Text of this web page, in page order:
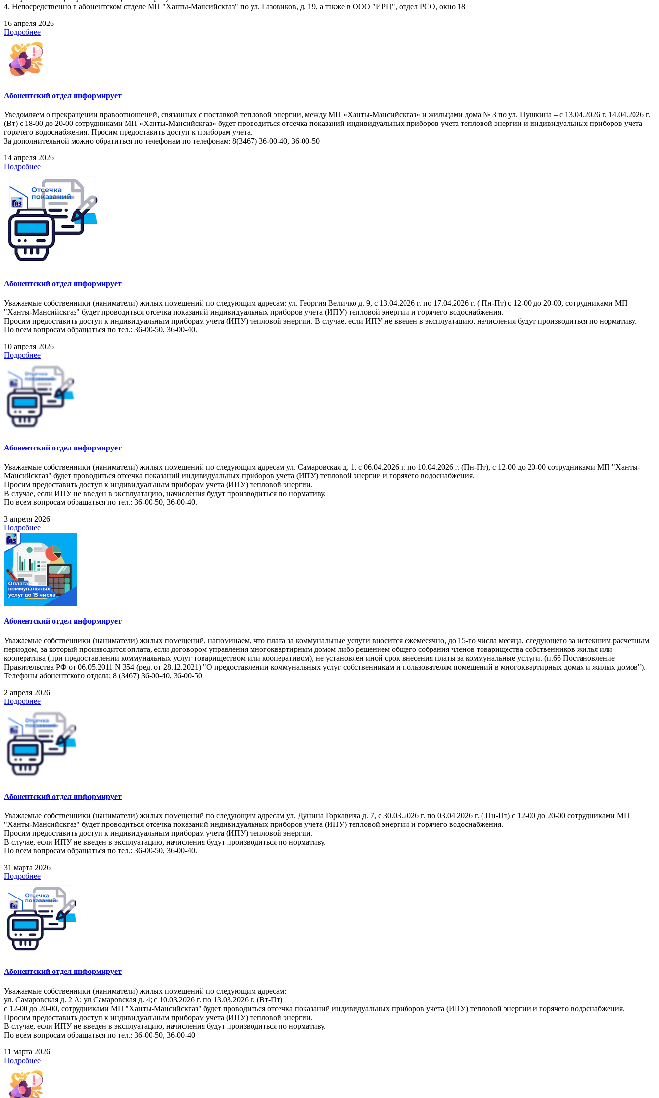
4. Непосредственно в абонентском отделе МП "Ханты-Мансийскгаз" по ул. Газовиков, д. 19, а также в ООО "ИРЦ", отдел РСО, окно 18
16 апреля 2026
Подробнее
Абонентский отдел информирует
Уведомляем о прекращении правоотношений, связанных с поставкой тепловой энергии, между МП «Ханты-Мансийскгаз» и жильцами дома № 3 по ул. Пушкина – с 13.04.2026 г. 14.04.2026 г.
(Вт) с 18-00 до 20-00 сотрудниками МП «Ханты-Мансийскгаз» будет проводиться отсечка показаний индивидуальных приборов учета тепловой энергии и индивидуальных приборов учета
горячего водоснабжения. Просим предоставить доступ к приборам учета.
За дополнительной можно обратиться по телефонам по телефонам: 8(3467) 36-00-40, 36-00-50
14 апреля 2026
Подробнее
Абонентский отдел информирует
Уважаемые собственники (наниматели) жилых помещений по следующим адресам: ул. Георгия Величко д. 9, с 13.04.2026 г. по 17.04.2026 г. ( Пн-Пт) с 12-00 до 20-00, сотрудниками МП
"Ханты-Мансийскгаз" будет проводиться отсечка показаний индивидуальных приборов учета (ИПУ) тепловой энергии и горячего водоснабжения.
Просим предоставить доступ к индивидуальным приборам учета (ИПУ) тепловой энергии. В случае, если ИПУ не введен в эксплуатацию, начисления будут производиться по нормативу.
По всем вопросам обращаться по тел.: 36-00-50, 36-00-40.
10 апреля 2026
Подробнее
Абонентский отдел информирует
Уважаемые собственники (наниматели) жилых помещений по следующим адресам ул. Самаровская д. 1, с 06.04.2026 г. по 10.04.2026 г. (Пн-Пт), с 12-00 до 20-00 сотрудниками МП "Ханты-
Мансийскгаз" будет проводиться отсечка показаний индивидуальных приборов учета (ИПУ) тепловой энергии и горячего водоснабжения.
Просим предоставить доступ к индивидуальным приборам учета (ИПУ) тепловой энергии.
В случае, если ИПУ не введен в эксплуатацию, начисления будут производиться по нормативу.
По всем вопросам обращаться по тел.: 36-00-50, 36-00-40.
3 апреля 2026
Подробнее
Абонентский отдел информирует
Уважаемые собственники (наниматели) жилых помещений, напоминаем, что плата за коммунальные услуги вносится ежемесячно, до 15-го числа месяца, следующего за истекшим расчетным
периодом, за который производится оплата, если договором управления многоквартирным домом либо решением общего собрания членов товарищества собственников жилья или
кооператива (при предоставлении коммунальных услуг товариществом или кооперативом), не установлен иной срок внесения платы за коммунальные услуги. (п.66 Постановление
Правительства РФ от 06.05.2011 N 354 (ред. от 28.12.2021) "О предоставлении коммунальных услуг собственникам и пользователям помещений в многоквартирных домах и жилых домов").
Телефоны абонентского отдела: 8 (3467) 36-00-40, 36-00-50
2 апреля 2026
Подробнее
Абонентский отдел информирует
Уважаемые собственники (наниматели) жилых помещений по следующим адресам ул. Дунина Горкавича д. 7, с 30.03.2026 г. по 03.04.2026 г. ( Пн-Пт) с 12-00 до 20-00 сотрудниками МП
"Ханты-Мансийскгаз" будет проводиться отсечка показаний индивидуальных приборов учета (ИПУ) тепловой энергии и горячего водоснабжения.
Просим предоставить доступ к индивидуальным приборам учета (ИПУ) тепловой энергии.
В случае, если ИПУ не введен в эксплуатацию, начисления будут производиться по нормативу.
По всем вопросам обращаться по тел.: 36-00-50, 36-00-40.
31 марта 2026
Подробнее
Абонентский отдел информирует
Уважаемые собственники (наниматели) жилых помещений по следующим адресам:
ул. Самаровская д. 2 А; ул Самаровская д. 4; с 10.03.2026 г. по 13.03.2026 г. (Вт-Пт)
с 12-00 до 20-00, сотрудниками МП "Ханты-Мансийскгаз" будет проводиться отсечка показаний индивидуальных приборов учета (ИПУ) тепловой энергии и горячего водоснабжения.
Просим предоставить доступ к индивидуальным приборам учета (ИПУ) тепловой энергии.
В случае, если ИПУ не введен в эксплуатацию, начисления будут производиться по нормативу.
По всем вопросам обращаться по тел.: 36-00-50, 36-00-40
11 марта 2026
Подробнее